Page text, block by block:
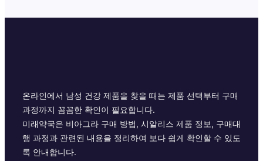
온라인에서 남성 건강 제품을 찾을 때는 제품 선택부터 구매
과정까지 꼼꼼한 확인이 필요합니다.
미래약국은 비아그라 구매 방법, 시알리스 제품 정보, 구매대
행 과정과 관련된 내용을 정리하여 보다 쉽게 확인할 수 있도
록 안내합니다.